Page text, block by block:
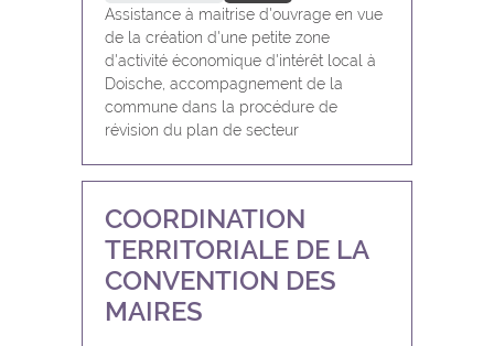
Assistance à maitrise d'ouvrage en vue
de la création d'une petite zone
d'activité économique d'intérêt local à
Doische, accompagnement de la
commune dans la procédure de
révision du plan de secteur
COORDINATION
TERRITORIALE DE LA
CONVENTION DES
MAIRES